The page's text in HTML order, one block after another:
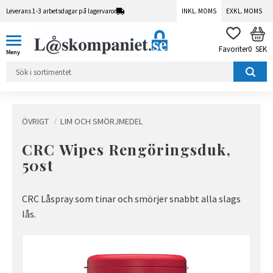
Leverans 1-3 arbetsdagar på lagervaror INKL. MOMS EXKL. MOMS
FAVORITER
0 SEK
ÖVRIGT LIM OCH SMÖRJMEDEL
CRC Wipes Rengöringsduk,
50st
CRC Låspray som tinar och smörjer snabbt alla slags
lås.